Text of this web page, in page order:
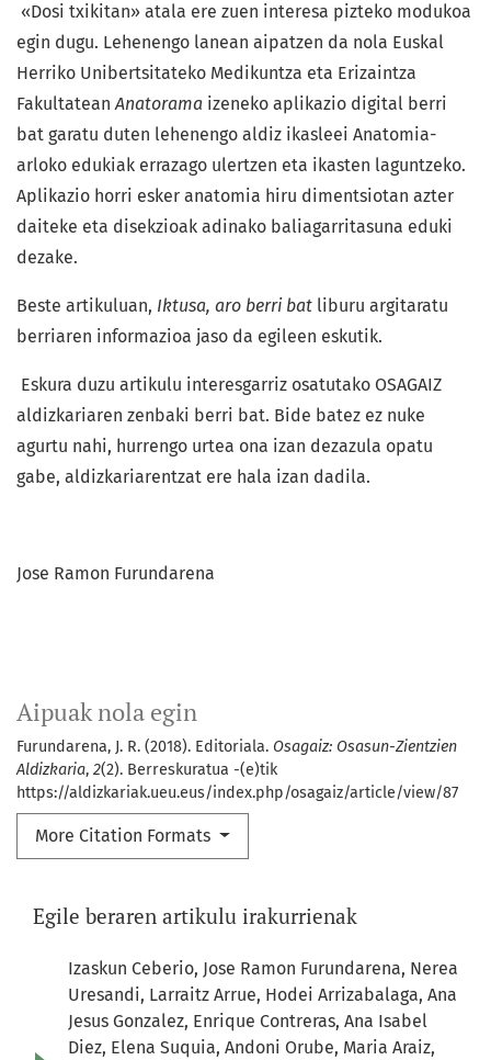
Aipuak nola egin
Furundarena, J. R. (2018). Editoriala. Osagaiz: Osasun-Zientzien
Aldizkaria, 2(2). Berreskuratua -(e)tik
https://aldizkariak.ueu.eus/index.php/osagaiz/article/view/87
More Citation Formats
«Dosi txikitan» atala ere zuen interesa pizteko modukoa
egin dugu. Lehenengo lanean aipatzen da nola Euskal
Herriko Unibertsitateko Medikuntza eta Erizaintza
FakultateanAnatorama izeneko aplikazio digital berri
bat garatu duten lehenengo aldiz ikasleei Anatomia-
arloko edukiak errazago ulertzen eta ikasten laguntzeko.
Aplikazio horri esker anatomia hiru dimentsiotan azter
daiteke eta disekzioak adinako baliagarritasuna eduki
dezake.
Beste artikuluan, Iktusa, aro berri bat liburu argitaratu
berriaren informazioa jaso da egileen eskutik.
Eskura duzu artikulu interesgarriz osatutako OSAGAIZ
aldizkariaren zenbaki berri bat. Bide batez ez nuke
agurtu nahi, hurrengo urtea ona izan dezazula opatu
gabe, aldizkariarentzat ere hala izan dadila.
Jose Ramon Furundarena
Egile beraren artikulu irakurrienak
Izaskun Ceberio, Jose Ramon Furundarena, Nerea
Uresandi, Larraitz Arrue, Hodei Arrizabalaga, Ana
Jesus Gonzalez, Enrique Contreras, Ana Isabel
Diez, Elena Suquia, Andoni Orube, Maria Araiz,